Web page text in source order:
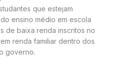
que estejam
ensino médio em escola
de baixa renda inscritos no
renda familiar dentro dos
governo.